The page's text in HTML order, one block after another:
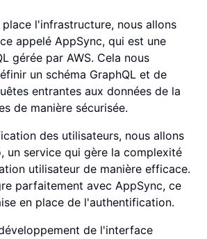
l'infrastructure, nous allons
appelé AppSync, qui est une
gérée par AWS. Cela nous
un schéma GraphQL et de
entrantes aux données de la
de manière sécurisée.
des utilisateurs, nous allons
un service qui gère la complexité
utilisateur de manière efficace.
parfaitement avec AppSync, ce
en place de l'authentification.
de l'interface